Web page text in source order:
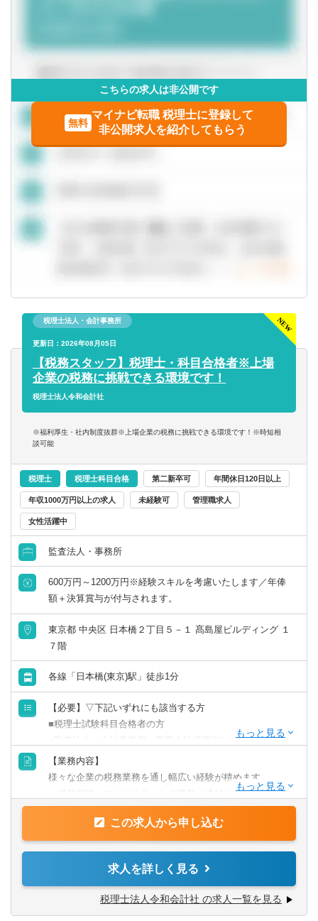
■クライアントを一貫して担当する経験
■領域ごとでクライアントを区切らないため、税務の専門家
■長期的なキャリア形成こちらの求人は非公開です
無料
マイナビ転職 税理士に登録して
非公開求人を紹介してもらう
税理士法人・会計事務所
更新日：2026年08月05日
【税務スタッフ】税理士・科目合格者※上場
企業の税務に挑戦できる環境です！
税理士法人令和会計社
※福利厚生・社内制度抜群※上場企業の税務に挑戦できる環境です！※時短相
談可能
税理士 税理士科目合格 第二新卒可 年間休日120日以上
年収1000万円以上の求人 未経験可 管理職求人
女性活躍中
監査法人・事務所
600万円～1200万円※経験スキルを考慮いたします／年俸
額＋決算賞与が付与されます。
東京都 中央区 日本橋２丁目５－１ 髙島屋ビルディング １
７階
各線「日本橋(東京)駅」徒歩1分
【必要】▽下記いずれにも該当する方
■税理士試験科目合格者の方
■監査法人、会計事務所、事業会社経理何れかの経験を有す
る方となります。
【歓迎】
■官報合格者
【業務内容】
様々な企業の税務業務を通し幅広い経験が積めます。
・税務相談、コンサルティング業務（連結納税や組織再編
等）
・税務デューデリジェンス
・税金計算
・年末調整、確定申告業務
・法人設立に関する手続き及び届出
この求人から申し込む
求人を詳しく見る
税理士法人令和会計社 の求人一覧を見る